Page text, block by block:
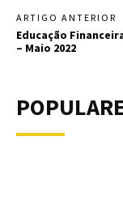
ARTIGO ANTERIOR
Educação
– Maio 2022